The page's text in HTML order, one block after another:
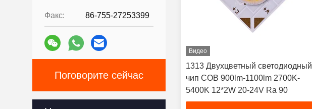
Факс: 86-755-27253399
Поговорите сейчас
Видео
1313 Двухцветный светодиодный
чип COB 900lm-1100lm 2700K-
5400K 12*2W 20-24V Ra 90